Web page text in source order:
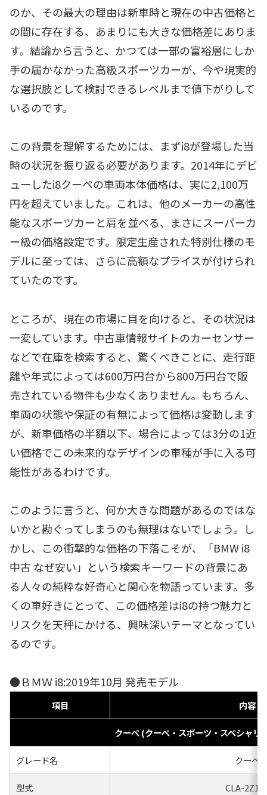
のか、その最大の理由は新車時と現在の中古価格と
の間に存在する、あまりにも大きな価格差にありま
す。結論から言うと、かつては一部の富裕層にしか
手の届かなかった高級スポーツカーが、今や現実的
な選択肢として検討できるレベルまで値下がりして
いるのです。
この背景を理解するためには、まずi8が登場した当
時の状況を振り返る必要があります。2014年にデビ
ューしたi8クーペの車両本体価格は、実に2,100万
円を超えていました。これは、他のメーカーの高性
能なスポーツカーと肩を並べる、まさにスーパーカ
ー級の価格設定です。限定生産された特別仕様のモ
デルに至っては、さらに高額なプライスが付けられ
ていたのです。
ところが、現在の市場に目を向けると、その状況は
一変しています。中古車情報サイトのカーセンサー
などで在庫を検索すると、驚くべきことに、走行距
離や年式によっては600万円台から800万円台で販
売されている物件も少なくありません。もちろん、
車両の状態や保証の有無によって価格は変動します
が、新車価格の半額以下、場合によっては3分の1近
い価格でこの未来的なデザインの車種が手に入る可
能性があるわけです。
このように言うと、何か大きな問題があるのではな
いかと勘ぐってしまうのも無理はないでしょう。し
かし、この衝撃的な価格の下落こそが、「BMW i8
中古 なぜ安い」という検索キーワードの背景にあ
る人々の純粋な好奇心と関心を物語っています。多
くの車好きにとって、この価格差はi8の持つ魅力と
リスクを天秤にかける、興味深いテーマとなってい
るのです。
●ＢＭＷ i8:2019年10月 発売モデル
項目 内容
クーペ (クーペ・スポーツ・スペシャリ
グレード名 クーペ
型式 CLA-